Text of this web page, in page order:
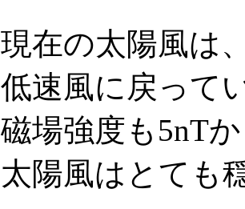
現在の太陽風は
低速風に戻って
磁場強度も5nT
太陽風はとても